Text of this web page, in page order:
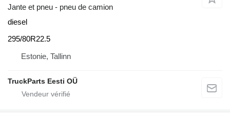
Jante et pneu - pneu de camion
diesel
295/80R22.5
Estonie, Tallinn
TruckParts Eesti OÜ